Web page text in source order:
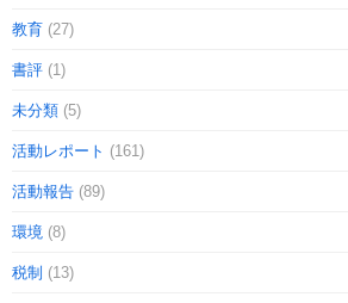
教育 (27)
書評 (1)
未分類 (5)
活動レポート (161)
活動報告 (89)
環境 (8)
税制 (13)